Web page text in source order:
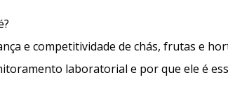
e competitividade de chás, frutas e
laboratorial e por que ele é